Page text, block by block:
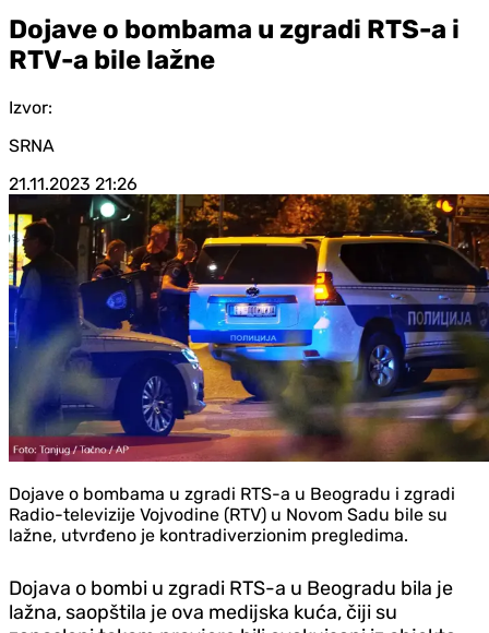
Dojave o bombama u zgradi RTS-a i
RTV-a bile lažne
Izvor:
SRNA
21.11.2023 21:26
Dojave o bombama u zgradi RTS-a u Beogradu i zgradi
Radio-televizije Vojvodine (RTV) u Novom Sadu bile su
lažne, utvrđeno je kontradiverzionim pregledima.
Dojava o bombi u zgradi RTS-a u Beogradu bila je
lažna, saopštila je ova medijska kuća, čiji su